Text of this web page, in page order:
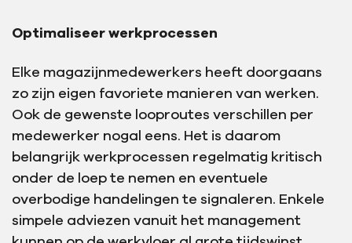
Optimaliseer werkprocessen
Elke magazijnmedewerkers heeft doorgaans
zo zijn eigen favoriete manieren van werken.
Ook de gewenste looproutes verschillen per
medewerker nogal eens. Het is daarom
belangrijk werkprocessen regelmatig kritisch
onder de loep te nemen en eventuele
overbodige handelingen te signaleren. Enkele
simpele adviezen vanuit het management